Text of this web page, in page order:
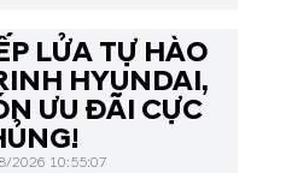
LỬA TỰ HÀO
HYUNDAI,
ƯU ĐÃI CỰC
2026 10:55:07